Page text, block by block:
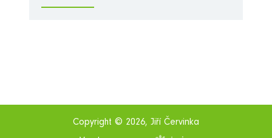
Copyright © 2026, Jiří Červinka